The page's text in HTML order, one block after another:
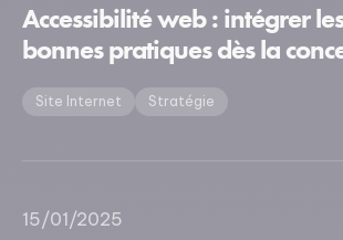
Accessibilité web : intégrer les
bonnes pratiques dès la
Site Internet Stratégie
15/01/2025